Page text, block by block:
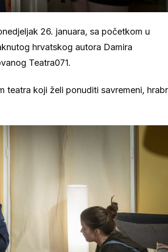
26. januara, sa početkom u
hrvatskog autora Damira
Teatra071.
teatra koji želi ponuditi savremeni,